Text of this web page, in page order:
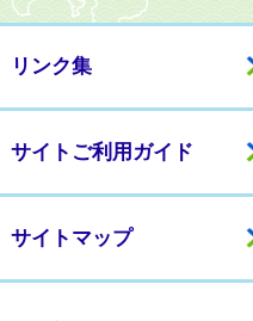
リンク集
サイトご利用ガイド
サイトマップ